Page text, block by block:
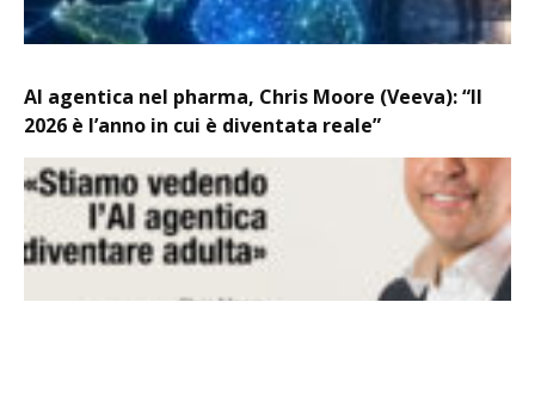
AI agentica nel pharma, Chris Moore (Veeva): “Il
2026 è l’anno in cui è diventata reale”